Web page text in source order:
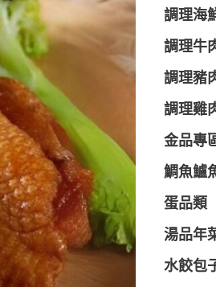
調理海
調理牛
調理豬
調理雞
金品專
鯛魚鱸
蛋品類
湯品年
水餃包